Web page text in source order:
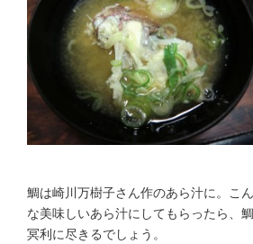
鯛は崎川万樹子さん作のあら汁に。こん
な美味しいあら汁にしてもらったら、鯛
冥利に尽きるでしょう。